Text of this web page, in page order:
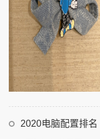
2020电脑配置排名